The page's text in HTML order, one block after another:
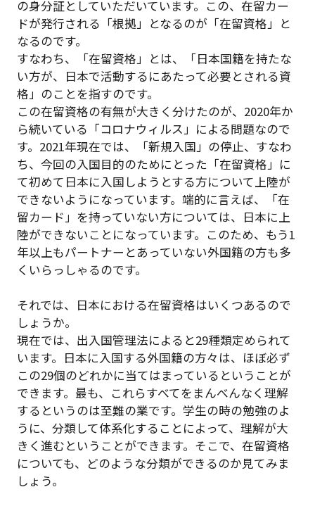
の身分証としていただいています。この、在留カー
ドが発行される「根拠」となるのが「在留資格」と
なるのです。
すなわち、「在留資格」とは、「日本国籍を持たな
い方が、日本で活動するにあたって必要とされる資
格」のことを指すのです。
この在留資格の有無が大きく分けたのが、2020年か
ら続いている「コロナウィルス」による問題なので
す。2021年現在では、「新規入国」の停止、すなわ
ち、今回の入国目的のためにとった「在留資格」に
て初めて日本に入国しようとする方について上陸が
できないようになっています。端的に言えば、「在
留カード」を持っていない方については、日本に上
陸ができないことになっています。このため、もう1
年以上もパートナーとあっていない外国籍の方も多
くいらっしゃるのです。
それでは、日本における在留資格はいくつあるので
しょうか。
現在では、出入国管理法によると29種類定められて
います。日本に入国する外国籍の方々は、ほぼ必ず
この29個のどれかに当てはまっているということが
できます。最も、これらすべてをまんべんなく理解
するというのは至難の業です。学生の時の勉強のよ
うに、分類して体系化することによって、理解が大
きく進むということができます。そこで、在留資格
についても、どのような分類ができるのか見てみま
しょう。